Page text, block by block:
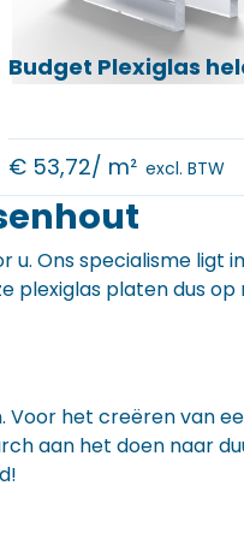
Budget Plexiglas
€53,72/ m² excl. BTW
Ons specialisme
plexiglas platen dus
het creëren van
aan het doen naar